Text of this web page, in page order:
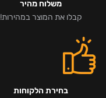
משלוח מהיר
קבלו את המוצר במהירות!
בחירת הלקוחות